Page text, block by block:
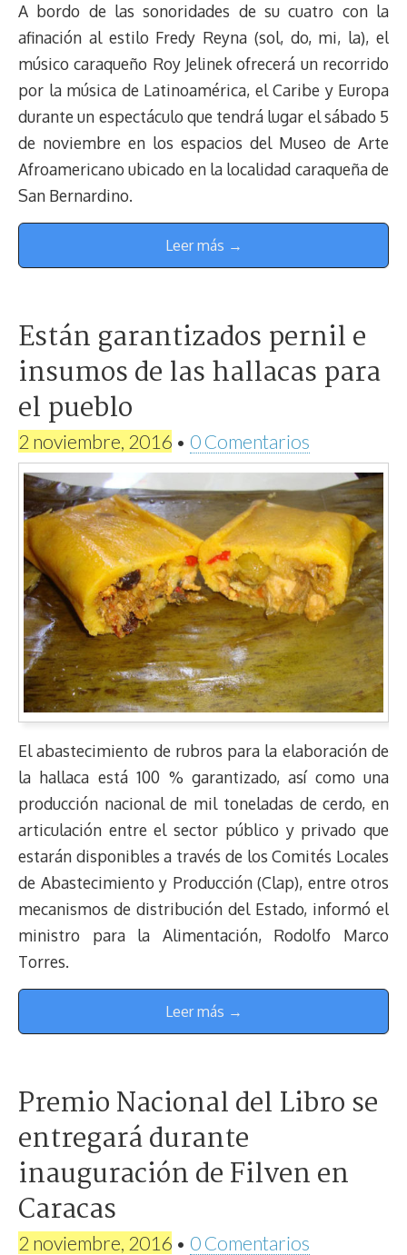
A bordo de las sonoridades de su cuatro con la
afinación al estilo Fredy Reyna (sol, do, mi, la), el
músico caraqueño Roy Jelinek ofrecerá un recorrido
por la música de Latinoamérica, el Caribe y Europa
durante un espectáculo que tendrá lugar el sábado 5
de noviembre en los espacios del Museo de Arte
Afroamericano ubicado en la localidad caraqueña de
San Bernardino.
Leer más →
Están garantizados pernil e
insumos de las hallacas para
el pueblo
2 noviembre, 2016 • 0 Comentarios
El abastecimiento de rubros para la elaboración de
la hallaca está 100 % garantizado, así como una
producción nacional de mil toneladas de cerdo, en
articulación entre el sector público y privado que
estarán disponibles a través de los Comités Locales
de Abastecimiento y Producción (Clap), entre otros
mecanismos de distribución del Estado, informó el
ministro para la Alimentación, Rodolfo Marco
Torres.
Leer más →
Premio Nacional del Libro se
entregará durante
inauguración de Filven en
Caracas
2 noviembre, 2016 • 0 Comentarios